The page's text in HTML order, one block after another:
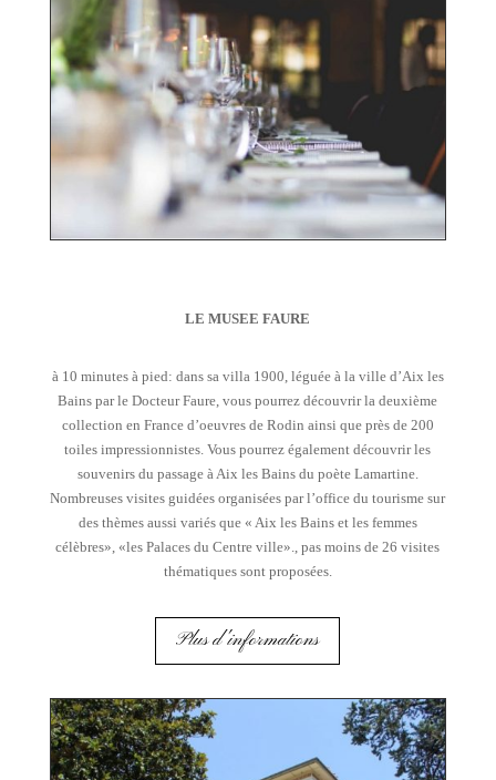
LE MUSEE FAURE
à 10 minutes à pied: dans sa villa 1900, léguée à la ville d’Aix les
Bains par le Docteur Faure, vous pourrez découvrir la deuxième
collection en France d’oeuvres de Rodin ainsi que près de 200
toiles impressionnistes. Vous pourrez également découvrir les
souvenirs du passage à Aix les Bains du poète Lamartine.
Nombreuses visites guidées organisées par l’office du tourisme sur
des thèmes aussi variés que « Aix les Bains et les femmes
célèbres», «les Palaces du Centre ville»., pas moins de 26 visites
thématiques sont proposées.
Plus d'informations